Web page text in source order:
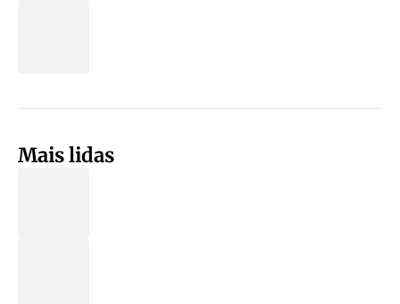
Mais lidas